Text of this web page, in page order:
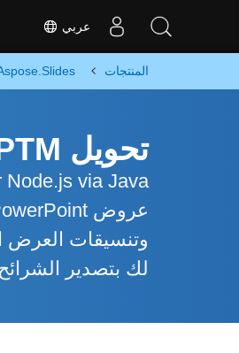
عربي
المنتجات
تحويل PPTM إلى PDF في Node.js
وتنسيقات العرض
لك بتصدير